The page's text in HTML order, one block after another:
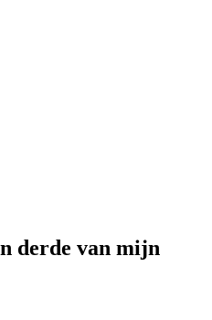
derde van mijn